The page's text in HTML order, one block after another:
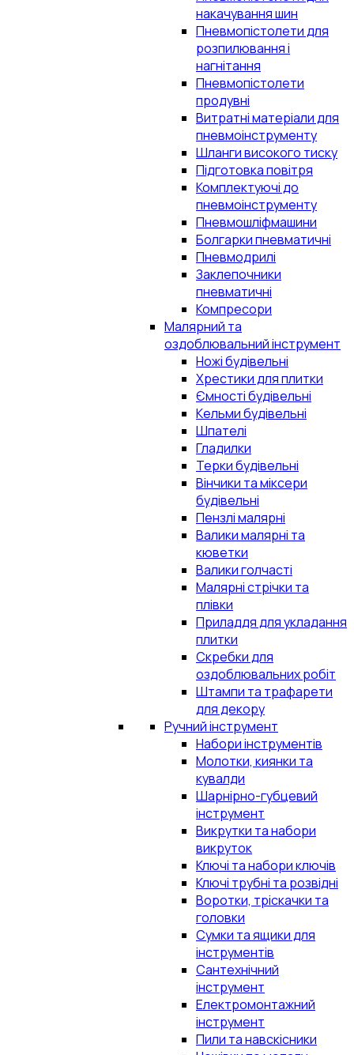
накачування шин
Пневмопістолети для
розпилювання і
нагнітання
Пневмопістолети
продувні
Витратні матеріали для
пневмоінструменту
Шланги високого тиску
Підготовка повітря
Комплектуючі до
пневмоінструменту
Пневмошліфмашини
Болгарки пневматичні
Пневмодрилі
Заклепочники
пневматичні
Компресори
Малярний та
оздоблювальний інструмент
Ножі будівельні
Хрестики для плитки
Ємності будівельні
Кельми будівельні
Шпателі
Гладилки
Терки будівельні
Вінчики та міксери
будівельні
Пензлі малярні
Валики малярні та
кюветки
Валики голчасті
Малярні стрічки та
плівки
Приладдя для укладання
плитки
Скребки для
оздоблювальних робіт
Штампи та трафарети
для декору
Ручний інструмент
Набори інструментів
Молотки, киянки та
кувалди
Шарнірно-губцевий
інструмент
Викрутки та набори
викруток
Ключі та набори ключів
Ключі трубні та розвідні
Воротки, тріскачки та
головки
Сумки та ящики для
інструментів
Сантехнічний
інструмент
Електромонтажний
інструмент
Пили та навскісники